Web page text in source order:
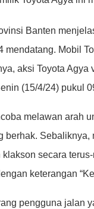
Banten
Mobil
aksi Toyota
(15/4/24) pukul
melawan arah
secara
keterangan
pengguna jalan